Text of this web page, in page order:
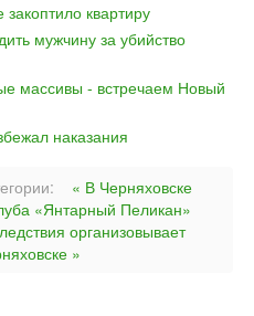
квартиру
мужчину за убийство
массивы - встречаем Новый
наказания
« В Черняховске
«Янтарный Пеликан»
организовывает
»